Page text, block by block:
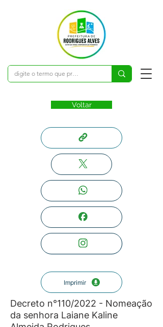
Voltar
Imprimir
Decreto n°110/2022 - Nomeação
da senhora Laiane Kaline